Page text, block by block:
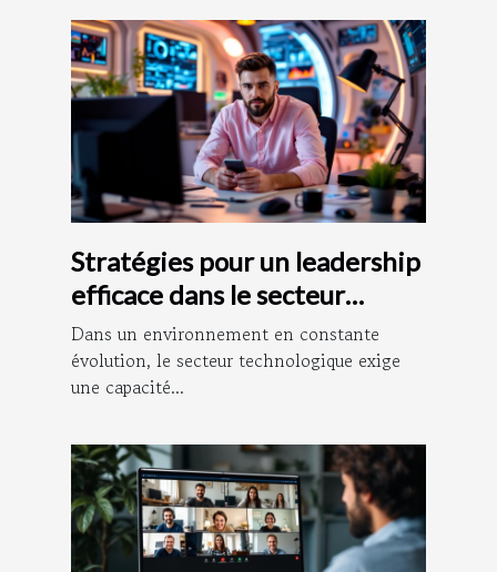
Stratégies pour un leadership
efficace dans le secteur
technologique
Dans un environnement en constante
évolution, le secteur technologique exige
une capacité...